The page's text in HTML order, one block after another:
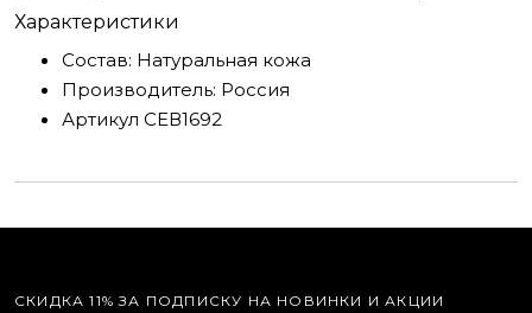
Характеристики
Состав: Натуральная кожа
Производитель: Россия
Артикул СЕВ1692
СКИДКА 11% ЗА ПОДПИСКУ НА НОВИНКИ И АКЦИИ